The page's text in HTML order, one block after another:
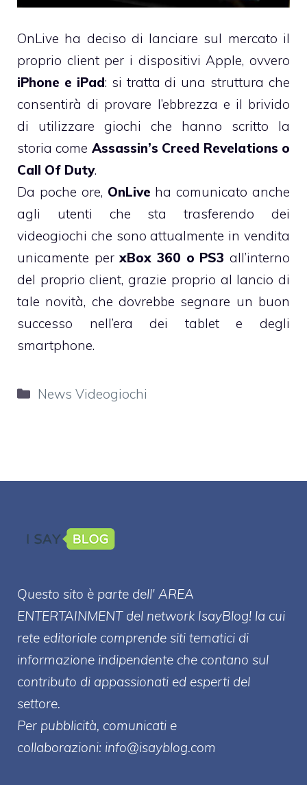
OnLive ha deciso di lanciare sul mercato il
proprio client per i dispositivi Apple, ovvero
iPhone e iPad: si tratta di una struttura che
consentirà di provare l’ebbrezza e il brivido
di utilizzare giochi che hanno scritto la
storia come Assassin’s Creed Revelations o
Call Of Duty.
Da poche ore, OnLive ha comunicato anche
agli utenti che sta trasferendo dei
videogiochi che sono attualmente in vendita
unicamente perxBox 360 o PS3 all’interno
del proprio client, grazie proprio al lancio di
tale novità, che dovrebbe segnare un buon
successo nell’era dei tablet e degli
smartphone.
Categorie
News Videogiochi
Questo sito è parte dell' AREA
ENTERTAINMENT del network IsayBlog! la cui
rete editoriale comprende siti tematici di
informazione indipendente che contano sul
contributo di appassionati ed esperti del
settore.
Per pubblicità, comunicati e
collaborazioni: info@isayblog.com